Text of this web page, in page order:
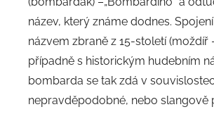
název, který známe dodnes.
názvem zbraně z 15-století (moždíř
případně s historickým hudebním
bombarda se tak zdá v
nepravděpodobné, nebo slangově